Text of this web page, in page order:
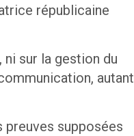
républicaine
ni sur la gestion du
autant
preuves supposées